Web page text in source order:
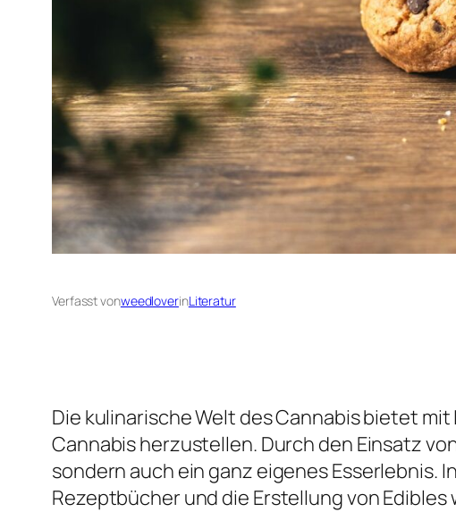
Verfasst vonweedloverinLiteratur
Die kulinarische Welt des Cannabis bietet
Cannabis herzustellen. Durch den Einsatz
sondern auch ein ganz eigenes Esserlebnis.
Rezeptbücher und die Erstellung von Edibles